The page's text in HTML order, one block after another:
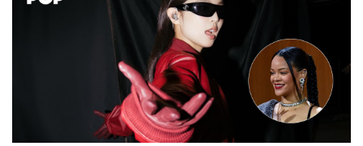
เบลก ไลฟ์ลี ในชุดของ Versace